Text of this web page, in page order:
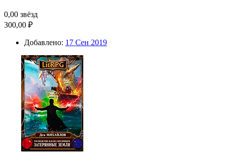
0,00 звёзд
300,00 ₽
Добавлено: 17 Сен 2019